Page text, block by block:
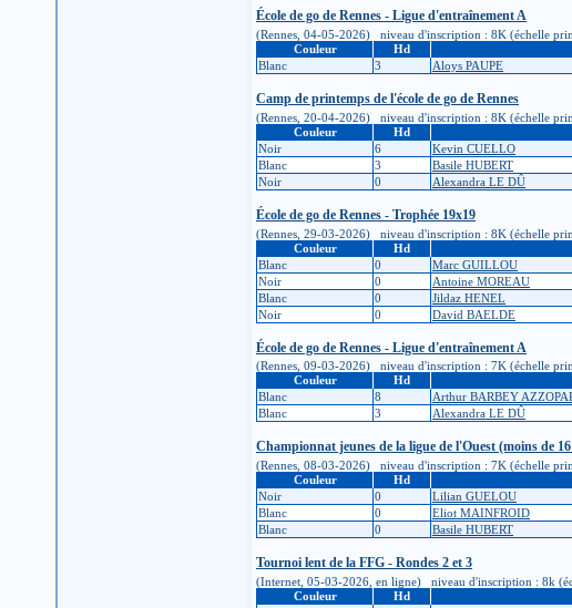
École de go de Rennes - Ligue d'entraînement A
(Rennes, 04-05-2026) niveau d'inscription : 8K (échelle
Couleur
Hd
Blanc
3 Aloys PAUPE
Camp de printemps de l'école de go de Rennes
(Rennes, 20-04-2026) niveau d'inscription : 8K (échelle
Couleur
Hd
Noir
6 Kevin CUELLO
Blanc
3 Basile HUBERT
Noir
0 Alexandra LE DÛ
École de go de Rennes - Trophée 19x19
(Rennes, 29-03-2026) niveau d'inscription : 8K (échelle
Couleur
Hd
Blanc
0 Marc GUILLOU
Noir
0 Antoine MOREAU
Blanc
0 Jildaz HENEL
Noir
0 David BAELDE
École de go de Rennes - Ligue d'entraînement A
(Rennes, 09-03-2026) niveau d'inscription : 7K (échelle
Couleur
Hd
Blanc
8 Arthur BARBEY
Blanc
3 Alexandra LE DÛ
Championnat jeunes de la ligue de l'Ouest (moins de
(Rennes, 08-03-2026) niveau d'inscription : 7K (échelle
Couleur
Hd
Noir
0 Lilian GUELOU
Blanc
0 Eliot MAINFROID
Blanc
0 Basile HUBERT
Tournoi lent de la FFG - Rondes 2 et 3
(Internet, 05-03-2026, en ligne) niveau d'inscription : 8k
Couleur
Hd